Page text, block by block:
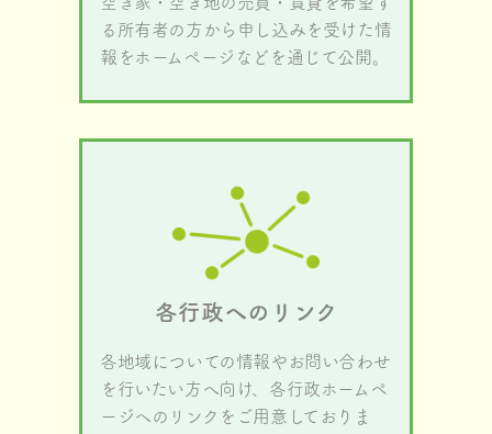
る所有者の方から申し込みを受けた情
報をホームページなどを通じて公開。
各行政へのリンク
各地域についての情報やお問い合わせ
を行いたい方へ向け、各行政ホームペ
ージへのリンクをご用意しておりま